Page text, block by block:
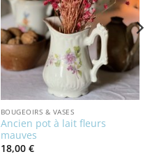
BOUGEOIRS & VASES
Ancien pot à lait fleurs
mauves
18,00 €